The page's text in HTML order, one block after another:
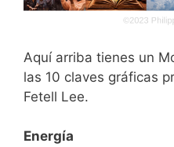
Aquí arriba tienes un
las 10 claves gráficas
Fetell Lee.
Energía